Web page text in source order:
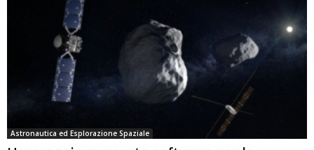
Astronautica ed Esplorazione Spaziale